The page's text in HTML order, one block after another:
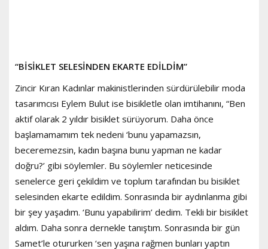
“BİSİKLET SELESİNDEN EKARTE EDİLDİM”
Zincir Kıran Kadınlar makinistlerinden sürdürülebilir moda
tasarımcısı Eylem Bulut ise bisikletle olan imtihanını, “Ben
aktif olarak 2 yıldır bisiklet sürüyorum. Daha önce
başlamamamım tek nedeni ‘bunu yapamazsın,
beceremezsin, kadın başına bunu yapman ne kadar
doğru?’ gibi söylemler. Bu söylemler neticesinde
senelerce geri çekildim ve toplum tarafından bu bisiklet
selesinden ekarte edildim. Sonrasında bir aydınlanma gibi
bir şey yaşadım. ‘Bunu yapabilirim’ dedim. Tekli bir bisiklet
aldım. Daha sonra dernekle tanıştım. Sonrasında bir gün
Samet’le otururken ‘sen yaşına rağmen bunları yaptın